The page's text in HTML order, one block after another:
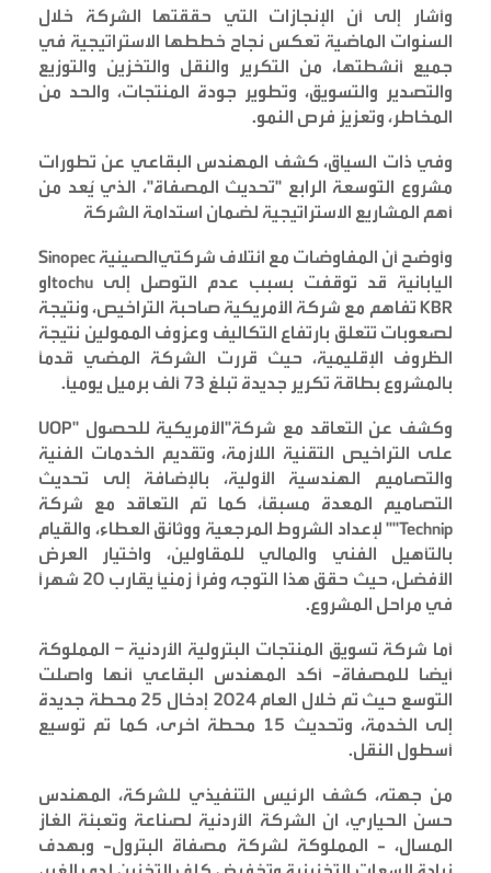
وأشار إلى أن الإنجازات التي حققتها الشركة خلال
السنوات الماضية تعكس نجاح خططها الاستراتيجية في
جميع أنشطتها، من التكرير والنقل والتخزين والتوزيع
والتصدير والتسويق، وتطوير جودة المنتجات، والحد من
المخاطر، وتعزيز فرص النمو.
وفي ذات السياق، كشف المهندس البقاعي عن تطورات
مشروع التوسعة الرابع "تحديث المصفاة"، الذي يُعد من
أهم المشاريع الاستراتيجية لضمان استدامة الشركة
وأوضح أن المفاوضات مع ائتلاف شركتي
Sinopecالصينية
وItochu اليابانية قد توقفت بسبب عدم التوصل إلى
تفاهم مع شركة KBR
الأمريكية صاحبة التراخيص، ونتيجة
لصعوبات تتعلق بارتفاع التكاليف وعزوف الممولين نتيجة
الظروف الإقليمية، حيث قررت الشركة المضي قدماً
بالمشروع بطاقة تكرير جديدة تبلغ 73 ألف برميل يومياً
.
وكشف عن التعاقد مع شركة"UOP"الأمريكية للحصول
على التراخيص التقنية اللازمة، وتقديم الخدمات الفنية
والتصاميم الهندسية الأولية، بالإضافة إلى تحديث
التصاميم المعدة مسبقاً، كما تم التعاقد مع شركة
"Technip" لإعداد الشروط المرجعية ووثائق العطاء، والقيام
بالتأهيل الفني والمالي للمقاولين، واختيار العرض
الأفضل، حيث حقق هذا التوجه وفراً زمنياً يقارب 20 شهراً
في مراحل المشروع.
أما شركة تسويق المنتجات البترولية الأردنية – المملوكة
أيضا للمصفاة- أكد المهندس البقاعي أنها واصلت
التوسع حيث تم خلال العام 2024 إدخال 25 محطة جديدة
إلى الخدمة، وتحديث 15 محطة اخرى، كما تم توسيع
أسطول النقل.
من جهته، كشف الرئيس التنفيذي للشركة، المهندس
حسن الحياري، ان الشركة الأردنية لصناعة وتعبئة الغاز
المسال، - المملوكة لشركة مصفاة البترول- وبهدف